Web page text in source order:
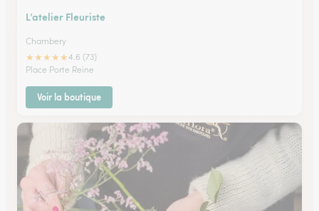
L’atelier Fleuriste
Chambery
★★★★★4.6 (73)
Place Porte Reine
Voir la boutique